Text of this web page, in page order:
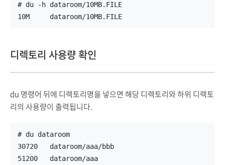
# du -h dataroom/10MB.FILE
10M     dataroom/10MB.FILE
디렉토리 사용량 확인
du 명령어 뒤에 디렉토리명을 넣으면 해당 디렉토리와 하위 디렉토
리의 사용량이 출력됩니다.
# du dataroom
30720   dataroom/aaa/bbb
51200   dataroom/aaa